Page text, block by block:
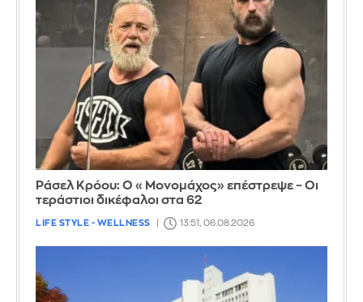
Ράσελ Κρόου: Ο «Μονομάχος» επέστρεψε – Οι
τεράστιοι δικέφαλοι στα 62
LIFE STYLE - WELLNESS 13:51, 06.08.2026